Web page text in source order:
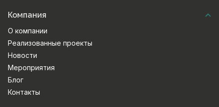
Компания
О компании
Реализованные проекты
Новости
Мероприятия
Блог
Контакты